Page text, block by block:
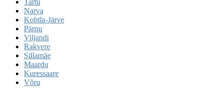
Narva
Kohtla-Järve
Pärnu
Viljandi
Rakvere
Sillamäe
Maardu
Kuressaare
Võru